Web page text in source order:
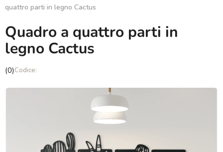
quattro parti in legno Cactus
Quadro a quattro parti in
legno Cactus
La
media
(0)